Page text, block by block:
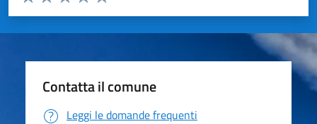
Valuta 5 stelle su 5
Valuta 4 stelle su 5
Valuta 3 stelle su 5
Valuta 2 stelle su 5
Valuta 1 stelle su 5
Contatta il comune
Leggi le domande frequenti